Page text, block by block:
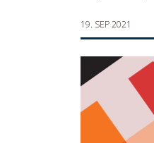
19. SEP 2021